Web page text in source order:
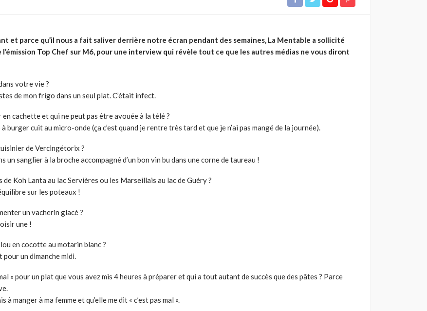
et parce qu’il nous a fait saliver derrière notre écran pendant des semaines, La Mentable a sollicité
Top Chef sur M6, pour une interview qui révèle tout ce que les autres médias ne vous diront
votre vie ?
de mon frigo dans un seul plat. C’était infect.
cachette et qui ne peut pas être avouée à la télé ?
burger cuit au micro-onde (ça c’est quand je rentre très tard et que je n’ai pas mangé de la journée).
de Vercingétorix ?
un sanglier à la broche accompagné d’un bon vin bu dans une corne de taureau !
Koh Lanta au lac Servières ou les Marseillais au lac de Guéry ?
sur les poteaux !
un vacherin glacé ?
une !
en cocotte au motarin blanc ?
un dimanche midi.
» pour un plat que vous avez mis 4 heures à préparer et qui a tout autant de succès que des pâtes ? Parce
manger à ma femme et qu’elle me dit « c’est pas mal ».